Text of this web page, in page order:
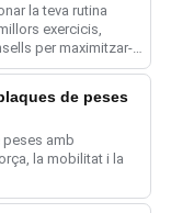
la teva rutina
exercicis,
per maximitzar-
de peses
amb
la mobilitat i la